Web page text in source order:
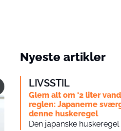
Nyeste artikler
LIVSSTIL
Glem alt om ‘2 liter
reglen: Japanerne
denne huskeregel
Den japanske huskeregel